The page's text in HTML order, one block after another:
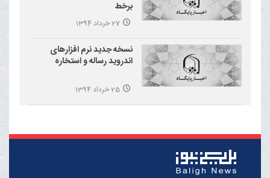
برخط
27 خرداد 1394
نسخه جدید نرم افزارهای
اندروید رساله و استخاره
25 خرداد 1394